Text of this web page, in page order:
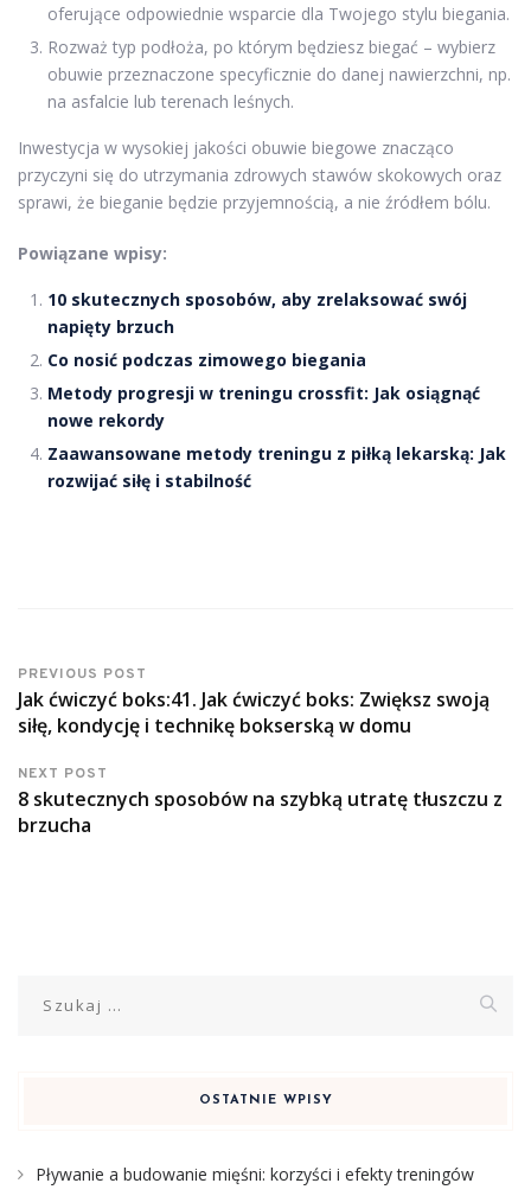
oferujące odpowiednie wsparcie dla Twojego stylu biegania.
Rozważ typ podłoża, po którym będziesz biegać – wybierz
obuwie przeznaczone specyficznie do danej nawierzchni, np.
na asfalcie lub terenach leśnych.
Inwestycja w wysokiej jakości obuwie biegowe znacząco
przyczyni się do utrzymania zdrowych stawów skokowych oraz
sprawi, że bieganie będzie przyjemnością, a nie źródłem bólu.
Powiązane wpisy:
10 skutecznych sposobów, aby zrelaksować swój
napięty brzuch
Co nosić podczas zimowego biegania
Metody progresji w treningu crossfit: Jak osiągnąć
nowe rekordy
Zaawansowane metody treningu z piłką lekarską: Jak
rozwijać siłę i stabilność
PREVIOUS POST
Jak ćwiczyć boks:41. Jak ćwiczyć boks: Zwiększ swoją
siłę, kondycję i technikę bokserską w domu
NEXT POST
8 skutecznych sposobów na szybką utratę tłuszczu z
brzucha
OSTATNIE WPISY
Pływanie a budowanie mięśni: korzyści i efekty treningów